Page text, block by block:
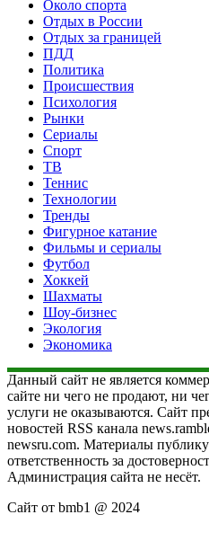
Около спорта
Отдых в России
Отдых за границей
ПДД
Политика
Происшествия
Психология
Рынки
Сериалы
Спорт
ТВ
Теннис
Технологии
Тренды
Фигурное катание
Фильмы и сериалы
Футбол
Хоккей
Шахматы
Шоу-бизнес
Экология
Экономика
Данный сайт не является
сайте ни чего не продают, ни
услуги не оказываются. Сайт
новостей RSS канала
newsru.com. Материалы
ответственность за
Администрация сайта не несёт.
Сайт от bmb1 @ 2024